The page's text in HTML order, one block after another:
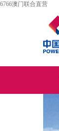
6766澳门联合直营